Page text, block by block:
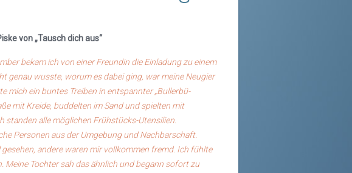
von „Tausch dich aus“
bekam ich von einer Freundin die Einladung zu einem
genau wusste, worum es dabei ging, war meine Neugier
mich ein buntes Treiben in entspannter „Bullerbü-
mit Kreide, buddelten im Sand und spielten mit
standen alle möglichen Frühstücks-Utensilien.
Personen aus der Umgebung und Nachbarschaft.
andere waren mir vollkommen fremd. Ich fühlte
Meine Tochter sah das ähnlich und begann sofort zu